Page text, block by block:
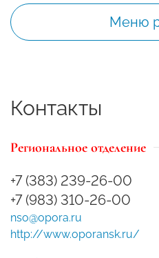
Меню
Контакты
Региональное отделение
+7 (383) 239-26-00
+7 (983) 310-26-00
nso@opora.ru
http://www.oporansk.ru/